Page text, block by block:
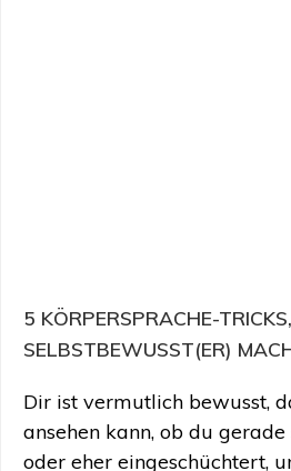
5 KÖRPERSPRACHE-
SELBSTBEWUSST(ER)
Dir ist vermutlich bewusst,
ansehen kann, ob du
oder eher eingeschüchtert,